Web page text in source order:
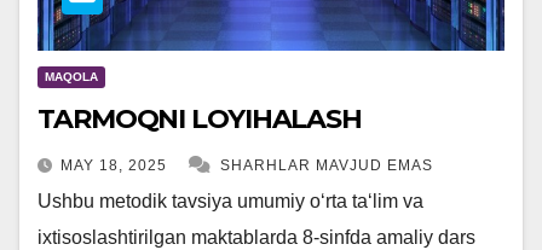
MAQOLA
TARMOQNI LOYIHALASH
MAY 18, 2025 SHARHLAR MAVJUD EMAS
Ushbu metodik tavsiya umumiy oʻrta taʻlim va
ixtisoslashtirilgan maktablarda 8-sinfda amaliy dars